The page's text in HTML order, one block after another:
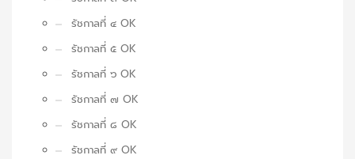
รัชกาลที่ ๔ OK
รัชกาลที่ ๕ OK
รัชกาลที่ ๖ OK
รัชกาลที่ ๗ OK
รัชกาลที่ ๘ OK
รัชกาลที่ ๙ OK